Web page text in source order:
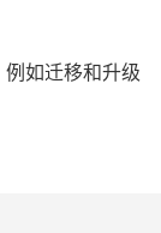
例如迁移和升级